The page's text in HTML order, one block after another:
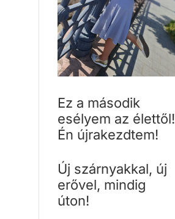
Ez a második
esélyem az élettől!
Én újrakezdtem!
Új szárnyakkal, új
erővel, mindig
úton!